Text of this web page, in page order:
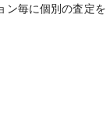
ン毎に個別の査定